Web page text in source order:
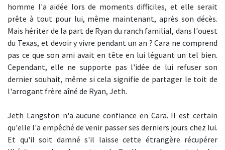
homme l'a aidée lors de moments difficiles, et elle serait
prête à tout pour lui, même maintenant, après son décès.
Mais hériter de la part de Ryan du ranch familial, dans l'ouest
du Texas, et devoir y vivre pendant un an ? Cara ne comprend
pas ce que son ami avait en tête en lui léguant un tel bien.
Cependant, elle ne supporte pas l'idée de lui refuser son
dernier souhait, même si cela signifie de partager le toit de
l'arrogant frère aîné de Ryan, Jeth.
Jeth Langston n'a aucune confiance en Cara. Il est certain
qu'elle l'a empêché de venir passer ses derniers jours chez lui.
Et qu'il soit damné s'il laisse cette étrangère récupérer